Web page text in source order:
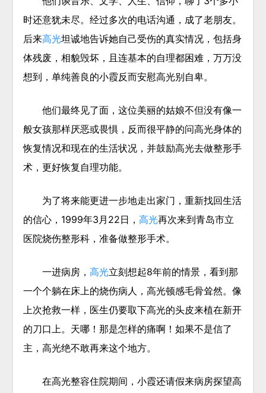
时还意犹未尽。经过多次的电话沟通，成了老朋友。
后来高光坦诚地告诉她自己受伤的真实情况，包括身
体残废，相貌毁坏，且连基本的自理都困难，万万没
想到，单纯善良的小霞反而安慰高光别自卑。
他们最终见了面，这位美丽的姑娘不但没有像一
般女孩那样厌恶或畏惧，反而很平静的问高光身体的
恢复情况和现在的生活状况，并鼓励高光去做整形手
术，更好恢复自理功能。
为了将来能更进一步地走出家门，重新找回生活
的信心，1999年3月22日， 高光再次来到青岛市立
医院烧伤整形科，准备做整形手术。
一进病房， 高光立刻想起8年前的情景，看到那
一个个躺在床上的烧伤病人，高光顿感毛骨耸然。像
上次抢救一样，医生仍要取下高光的头皮来植在新开
的刀口上。天哪！那是怎样的痛啊！如果不是信了
主，高光绝不敢再来这个地方。
在高光整容住院期间，小霞还请假来病房探望高